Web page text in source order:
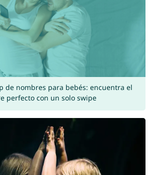
de nombres para bebés: encuentra el
perfecto con un solo swipe